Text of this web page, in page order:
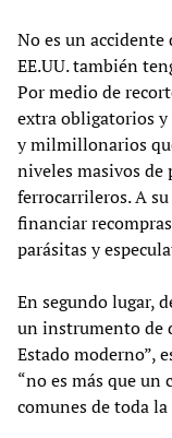
No es un
EE.UU. también
Por medio de
extra obligatorios y
y milmillonarios
niveles masivos
ferrocarrileros. A
financiar
parásitas y
En segundo lugar,
un instrumento de
Estado moderno”,
“no es más que
comunes de toda